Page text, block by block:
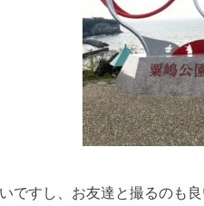
ですし、お友達と撮るのも良